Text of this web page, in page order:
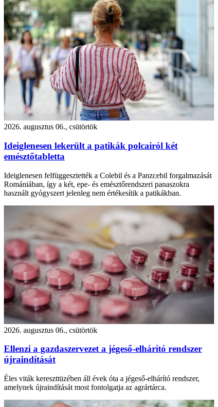
2026. augusztus 06., csütörtök
Ideiglenesen lekerült a patikák polcairól két
emésztőtabletta
Ideiglenesen felfüggesztették a Colebil és a Panzcebil forgalmazását
Romániában, így a két, epe- és emésztőrendszeri panaszokra
használt gyógyszert jelenleg nem értékesítik a patikákban.
2026. augusztus 06., csütörtök
Ellenzi a gazdaszervezet a jégeső-elhárító rendszer
újraindítását
Éles viták kereszttüzében áll évek óta a jégeső-elhárító rendszer,
amelynek újraindítását most fontolgatja az agrártárca.